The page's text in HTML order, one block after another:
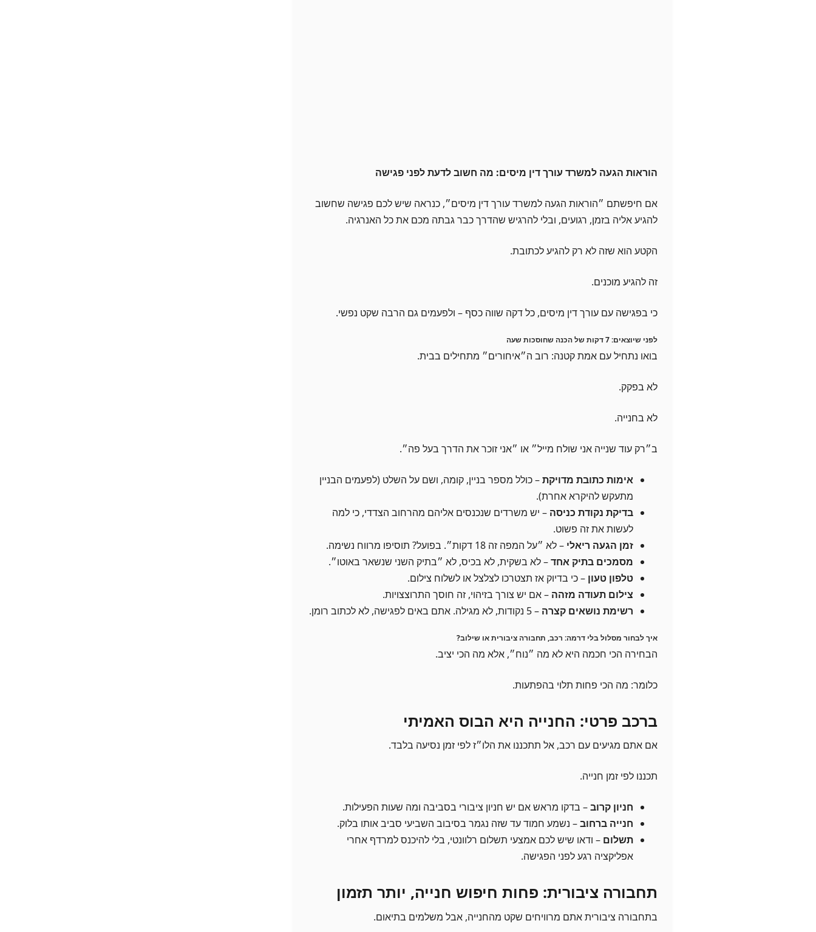
הוראות הגעה למשרד עורך דין מיסים: מה חשוב לדעת לפני פגישה
אם חיפשתם ״הוראות הגעה למשרד עורך דין מיסים״, כנראה שיש לכם פגישה שחשוב
להגיע אליה בזמן, רגועים, ובלי להרגיש שהדרך כבר גבתה מכם את כל האנרגיה.
הקטע הוא שזה לא רק להגיע לכתובת.
זה להגיע מוכנים.
כי בפגישה עם עורך דין מיסים, כל דקה שווה כסף – ולפעמים גם הרבה שקט נפשי.
לפני שיוצאים: 7 דקות של הכנה שחוסכות שעה
בואו נתחיל עם אמת קטנה: רוב ה״איחורים״ מתחילים בבית.
לא בפקק.
לא בחנייה.
ב״רק עוד שנייה אני שולח מייל״ או ״אני זוכר את הדרך בעל פה״.
אימות כתובת מדויקת– כולל מספר בניין, קומה, ושם על השלט (לפעמים הבניין
מתעקש להיקרא אחרת).
בדיקת נקודת כניסה – יש משרדים שנכנסים אליהם מהרחוב הצדדי, כי למה
לעשות את זה פשוט.
זמן הגעה ריאלי – לא ״על המפה זה 18 דקות״. בפועל? תוסיפו מרווח נשימה.
מסמכים בתיק אחד– לא בשקית, לא בכיס, לא ״בתיק השני שנשאר באוטו״.
טלפון טעון – כי בדיוק אז תצטרכו לצלצל או לשלוח צילום.
צילום תעודה מזהה – אם יש צורך בזיהוי, זה חוסך התרוצצויות.
רשימת נושאים קצרה – 5 נקודות, לא מגילה. אתם באים לפגישה, לא לכתוב רומן.
איך לבחור מסלול בלי דרמה: רכב, תחבורה ציבורית או שילוב?
הבחירה הכי חכמה היא לא מה ״נוח״, אלא מה הכי יציב.
כלומר: מה הכי פחות תלוי בהפתעות.
ברכב פרטי: החנייה היא הבוס האמיתי
אם אתם מגיעים עם רכב, אל תתכננו את הלו״ז לפי זמן נסיעה בלבד.
תכננו לפי זמן חנייה.
חניון קרוב– בדקו מראש אם יש חניון ציבורי בסביבה ומה שעות הפעילות.
חנייה ברחוב– נשמע חמוד עד שזה נגמר בסיבוב השביעי סביב אותו בלוק.
תשלום – ודאו שיש לכם אמצעי תשלום רלוונטי, בלי להיכנס למרדף אחרי
אפליקציה רגע לפני הפגישה.
תחבורה ציבורית: פחות חיפוש חנייה, יותר תזמון
בתחבורה ציבורית אתם מרוויחים שקט מהחנייה, אבל משלמים בתיאום.